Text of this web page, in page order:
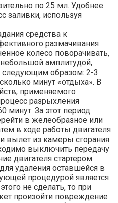
по 25 мл. Удобнее
заливки, используя
средства к
размачивания
колесо поворачивать,
амплитудой,
образом: 2-3
минут «отдыха». В
применяемого
разрыхления
минут. За этот период
в желеобразное или
в ходе работы двигателя
вылет из камеры сгорания.
выключить передачу
двигателя стартером
удаления оставшейся в
процедурой является
не сделать, то при
произойти повреждение